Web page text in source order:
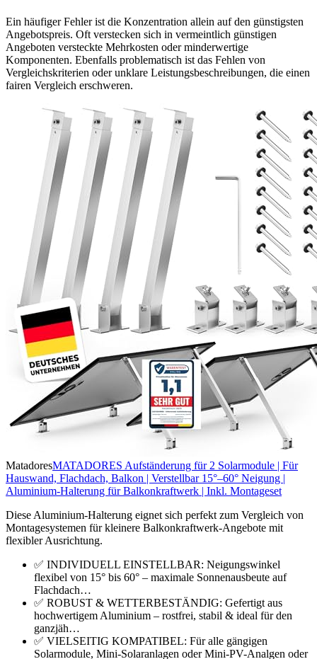
Ein häufiger Fehler ist die Konzentration allein auf den günstigsten
Angebotspreis. Oft verstecken sich in vermeintlich günstigen
Angeboten versteckte Mehrkosten oder minderwertige
Komponenten. Ebenfalls problematisch ist das Fehlen von
Vergleichskriterien oder unklare Leistungsbeschreibungen, die einen
fairen Vergleich erschweren.
MatadoresMATADORES Aufständerung für 2 Solarmodule | Für
Hauswand, Flachdach, Balkon | Verstellbar 15°–60° Neigung |
Aluminium-Halterung für Balkonkraftwerk | Inkl. Montageset
Diese Aluminium-Halterung eignet sich perfekt zum Vergleich von
Montagesystemen für kleinere Balkonkraftwerk-Angebote mit
flexibler Ausrichtung.
✅ INDIVIDUELL EINSTELLBAR: Neigungswinkel
flexibel von 15° bis 60° – maximale Sonnenausbeute auf
Flachdach…
✅ ROBUST & WETTERBESTÄNDIG: Gefertigt aus
hochwertigem Aluminium – rostfrei, stabil & ideal für den
ganzjäh…
✅ VIELSEITIG KOMPATIBEL: Für alle gängigen
Solarmodule, Mini-Solaranlagen oder Mini-PV-Analgen oder